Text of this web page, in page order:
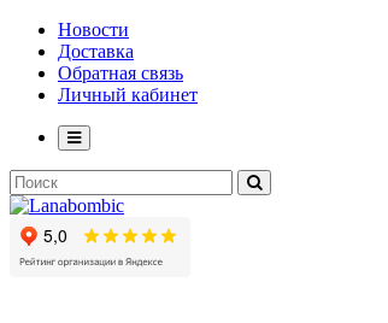
Новости
Доставка
Обратная связь
Личный кабинет